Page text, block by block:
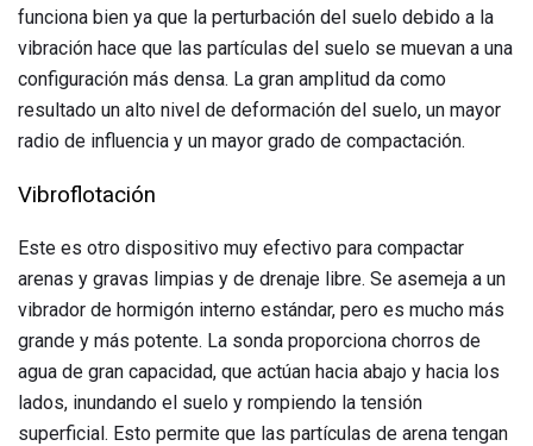
funciona bien ya que la perturbación del suelo debido a la
vibración hace que las partículas del suelo se muevan a una
configuración más densa. La gran amplitud da como
resultado un alto nivel de deformación del suelo, un mayor
radio de influencia y un mayor grado de compactación.
Vibroflotación
Este es otro dispositivo muy efectivo para compactar
arenas y gravas limpias y de drenaje libre. Se asemeja a un
vibrador de hormigón interno estándar, pero es mucho más
grande y más potente. La sonda proporciona chorros de
agua de gran capacidad, que actúan hacia abajo y hacia los
lados, inundando el suelo y rompiendo la tensión
superficial. Esto permite que las partículas de arena tengan